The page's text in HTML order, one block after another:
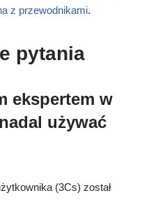
z przewodnikami.
pytania
ekspertem w
używać
(3Cs) został